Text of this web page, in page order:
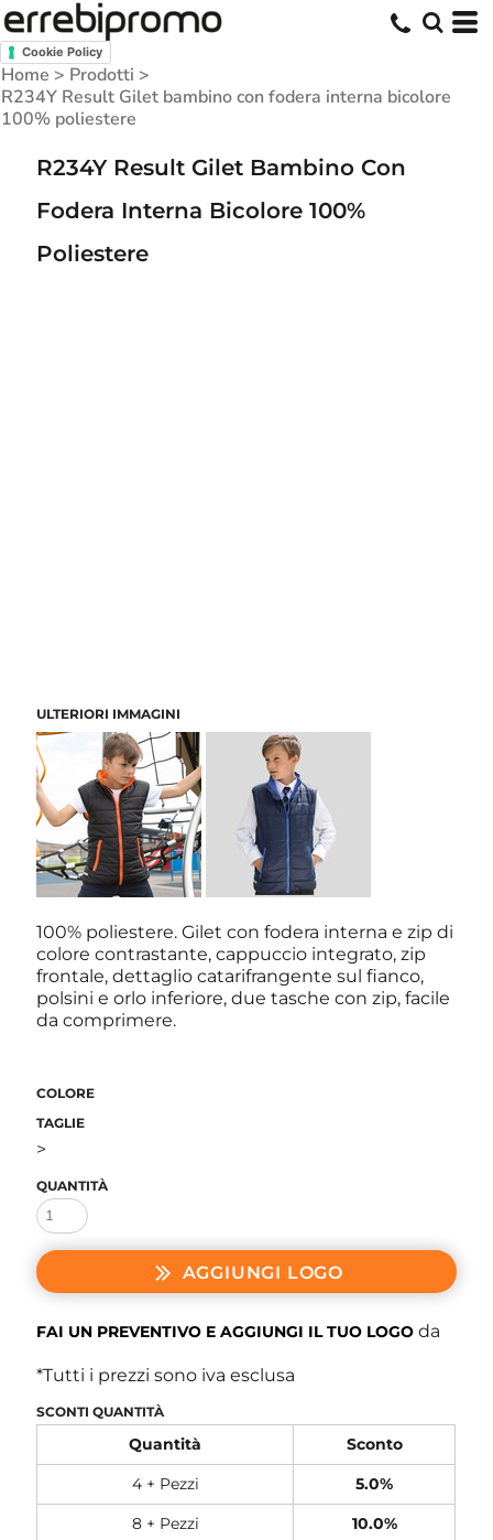
Cookie Policy
Home > Prodotti >
R234Y Result Gilet bambino con fodera interna bicolore
100% poliestere
R234Y Result Gilet Bambino Con
Fodera Interna Bicolore 100%
Poliestere
ULTERIORI IMMAGINI
100% poliestere. Gilet con fodera interna e zip di
colore contrastante, cappuccio integrato, zip
frontale, dettaglio catarifrangente sul fianco,
polsini e orlo inferiore, due tasche con zip, facile
da comprimere.
COLORE
TAGLIE
>
QUANTITÀ
AGGIUNGI LOGO
FAI UN PREVENTIVO E AGGIUNGI IL TUO LOGO da
*Tutti i prezzi sono iva esclusa
SCONTI QUANTITÀ
Quantità
Sconto
4 + Pezzi
5.0%
8 + Pezzi
10.0%